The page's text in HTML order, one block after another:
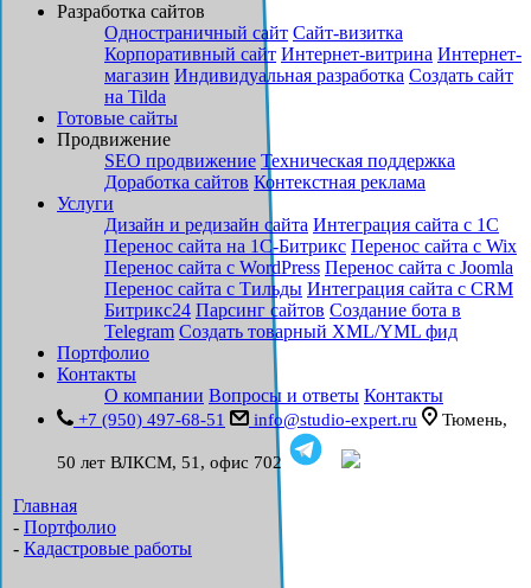
Разработка сайтов
Одностраничный сайт Cайт-визитка
Корпоративный сайт Интернет-витрина Интернет-
магазин Индивидуальная разработка Создать сайт
на Tilda
Готовые сайты
Продвижение
SEO продвижение Техническая поддержка
Доработка сайтов Контекстная реклама
Услуги
Дизайн и редизайн сайта Интеграция сайта с 1С
Перенос сайта на 1С-Битрикс Перенос сайта с Wix
Перенос сайта с WordPress Перенос сайта с Joomla
Перенос сайта с Тильды Интеграция сайта с CRM
Битрикс24 Парсинг сайтов Создание бота в
Telegram Создать товарный XML/YML фид
Портфолио
Контакты
О компании Вопросы и ответы Контакты
+7 (950) 497-68-51 info@studio-expert.ru Тюмень, ​
50 лет ВЛКСМ, 51, офис 702
Главная
- Портфолио
- Кадастровые работы